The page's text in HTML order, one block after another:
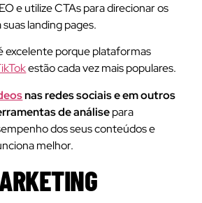
e utilize CTAs para direcionar os
landing pages.
excelente porque plataformas
estão cada vez mais populares.
nas redes sociais e em outros
de análisepara
dos seus conteúdos e
melhor.